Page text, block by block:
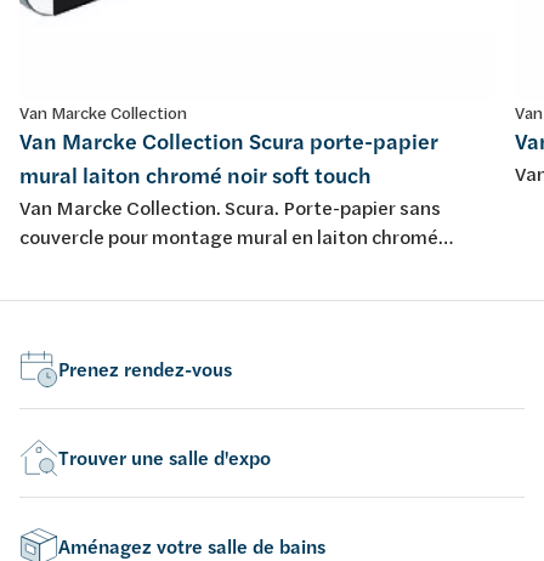
Van Marcke Collection
Van Marcke Collection Scura porte-papier
mural laiton chromé noir soft touch
Van Marcke Collection. Scura. Porte-papier sans
couvercle pour montage mural en laiton chromé
Prenez rendez-vous
Trouver une salle d'expo
Aménagez votre salle de bains